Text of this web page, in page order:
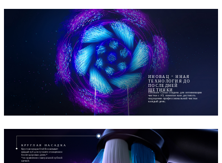
ИНОВАЦ
ННАЯ
ТЕХНОЛОГИЯ ДО
ПОСЛЕДНЕЙ
ЩЕТИНКИ
Ultimate Clean создана для оптимизации
чистки с iO, помогая вам достигать
ощущения профессиональной чистки
каждый день.
КРУГЛАЯ НАСАДКА
Круглая насадка Oral-B охватывает
каждый зуб для лучшего очищения и
более здоровых десен.*
*по сравнению с мануальной зубной
щеткой.